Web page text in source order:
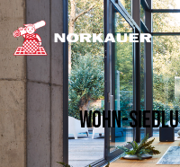
WOHN-